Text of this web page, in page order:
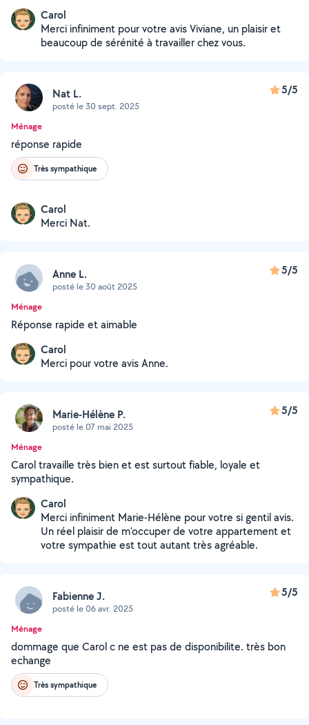
Carol
Merci infiniment pour votre avis Viviane, un plaisir et
beaucoup de sérénité à travailler chez vous.
Nat L.
posté le 30 sept. 2025
5/5
Ménage
réponse rapide
Très sympathique
Carol
Merci Nat.
Anne L.
posté le 30 août 2025
5/5
Ménage
Réponse rapide et aimable
Carol
Merci pour votre avis Anne.
Marie-Hélène P.
posté le 07 mai 2025
5/5
Ménage
Carol travaille très bien et est surtout fiable, loyale et
sympathique.
Carol
Merci infiniment Marie-Hélène pour votre si gentil avis.
Un réel plaisir de m'occuper de votre appartement et
votre sympathie est tout autant très agréable.
Fabienne J.
posté le 06 avr. 2025
5/5
Ménage
dommage que Carol c ne est pas de disponibilite. très bon
echange
Très sympathique